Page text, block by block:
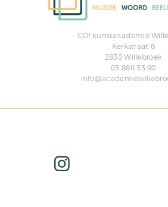
GO! kunstacademie
Kerkstraat 6
2830 Willebroek
03 886 33 90